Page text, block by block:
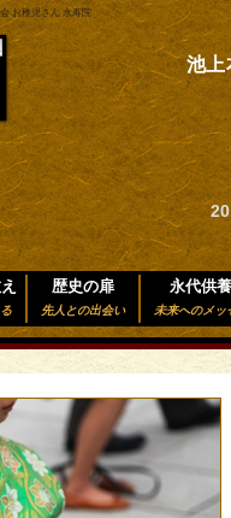
お稚児さん 永寿院
池
歴史の扉
先人との出会い
永代供
未来へのメッ